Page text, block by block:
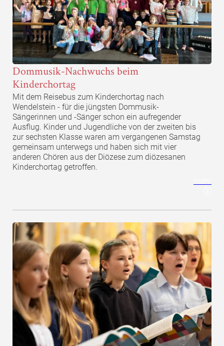
Dommusik-Nachwuchs beim
Kinderchortag
Mit dem Reisebus zum Kinderchortag nach
Wendelstein - für die jüngsten Dommusik-
Sängerinnen und -Sänger schon ein aufregender
Ausflug. Kinder und Jugendliche von der zweiten bis
zur sechsten Klasse waren am vergangenen Samstag
gemeinsam unterwegs und haben sich mit vier
anderen Chören aus der Diözese zum diözesanen
Kinderchortag getroffen.